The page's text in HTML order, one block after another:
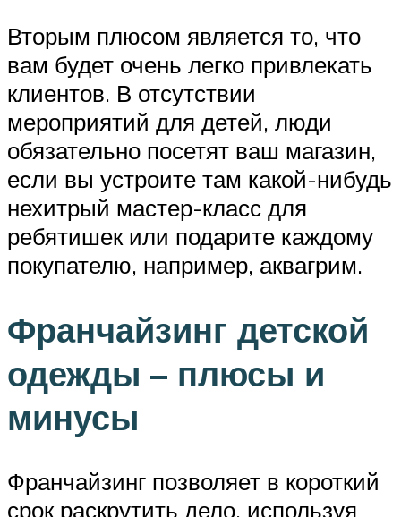
Вторым плюсом является то, что
вам будет очень легко привлекать
клиентов. В отсутствии
мероприятий для детей, люди
обязательно посетят ваш магазин,
если вы устроите там какой-нибудь
нехитрый мастер-класс для
ребятишек или подарите каждому
покупателю, например, аквагрим.
Франчайзинг детской
одежды – плюсы и
минусы
Франчайзинг позволяет в короткий
срок раскрутить дело, используя